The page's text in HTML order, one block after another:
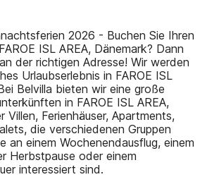
2026 - Buchen Sie Ihren
ISL AREA, Dänemark? Dann
der richtigen Adresse! Wir werden
Urlaubserlebnis in FAROE ISL
Belvilla bieten wir eine große
in FAROE ISL AREA,
Villen, Ferienhäuser, Apartments,
die verschiedenen Gruppen
an einem Wochenendausflug, einem
Herbstpause oder einem
interessiert sind.